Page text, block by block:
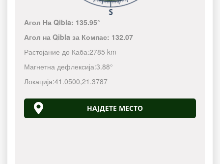
Агол На Qibla: 135.95°
Агол на Qibla за Компас: 132.07
Растојание до Каба:2785 km
Магнетна дефлексија:3.88°
Локација:41.0500,21.3787
НАЈДЕТЕ МЕСТО